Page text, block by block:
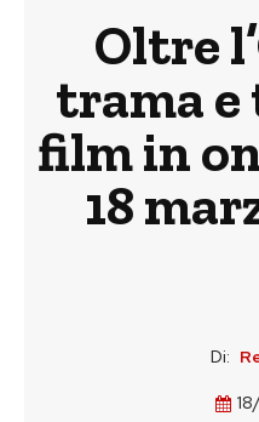
Oltre
trama
film in
18
Di: